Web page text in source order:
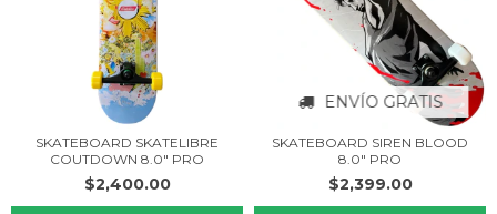
SKATEBOARD SKATELIBRE
COUTDOWN 8.0" PRO
$2,400.00
ENVÍO GRATIS
SKATEBOARD SIREN BLOOD
8.0" PRO
$2,399.00